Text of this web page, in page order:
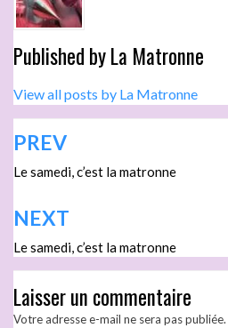
Published byLa Matronne
View all posts by La Matronne
PREV
Le samedi, c’est la matronne
NEXT
Le samedi, c’est la matronne
Laisser un commentaire
Votre adresse e-mail ne sera pas publiée.